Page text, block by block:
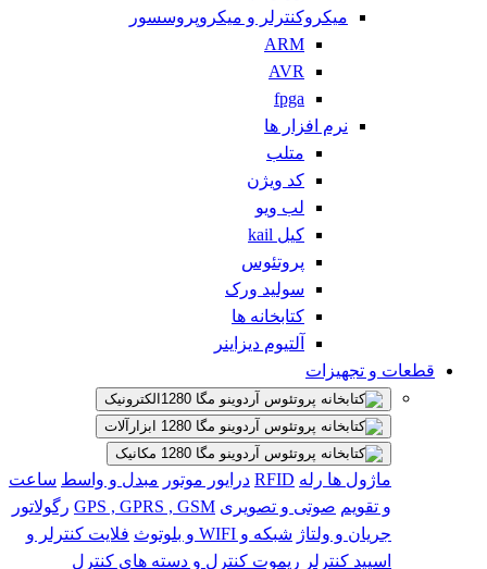
میکروکنترلر و میکروپروسسور
ARM
AVR
fpga
نرم افزار ها
متلب
کد ویژن
لب ویو
کیل kail
پروتئوس
سولید ورک
کتابخانه ها
آلتیوم دیزاینر
قطعات و تجهیزات
الکترونیک
ابزارآلات
مکانیک
ماژول ها رله RFID درایور موتور مبدل و واسط ساعت
و تقویم صوتی و تصویری GPS , GPRS , GSM رگولاتور
جریان و ولتاژ شبکه و WIFI و بلوتوث
فلایت کنترلر و
اسپید کنترلر ریموت کنترل و دسته های کنترل